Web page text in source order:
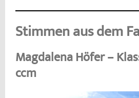
Stimmen aus dem
Magdalena Höfer –
ccm